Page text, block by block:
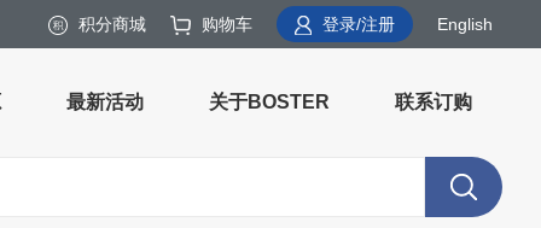
积分商城 购物车 登录/注册 English
最新活动 关于BOSTER 联系订购